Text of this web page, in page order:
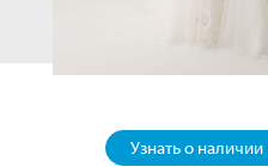
Узнать о наличии